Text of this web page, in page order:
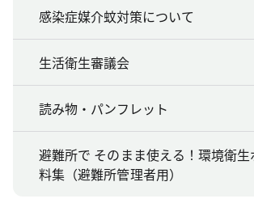
感染症媒介蚊対策について
生活衛生審議会
読み物・パンフレット
避難所で そのまま使える！環境衛
料集（避難所管理者用）